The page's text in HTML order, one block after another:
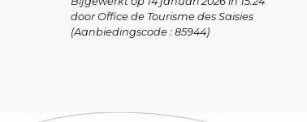
door Office de Tourisme des Saisies
(Aanbiedingscode : 85944)